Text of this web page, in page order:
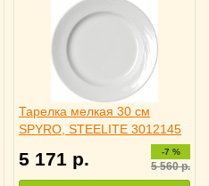
Тарелка мелкая 30 см
SPYRO, STEELITE 3012145
5 171 р. -7 %
5 560р.